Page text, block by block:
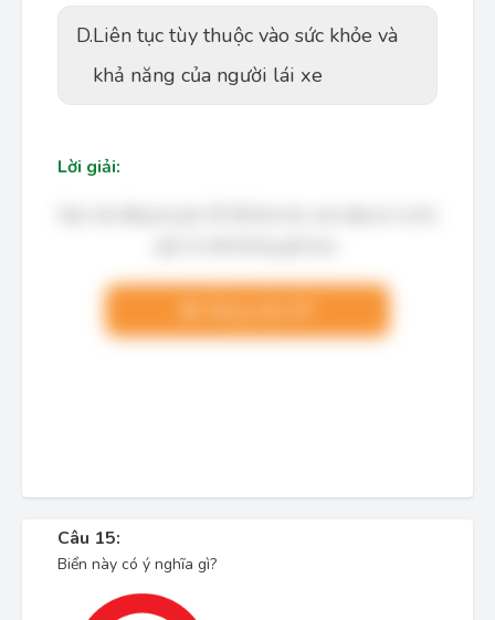
D.Liên tục tùy thuộc vào sức khỏe và
khả năng của người lái xe
Lời giải:
Câu 15:
Biển này có ý nghĩa gì?